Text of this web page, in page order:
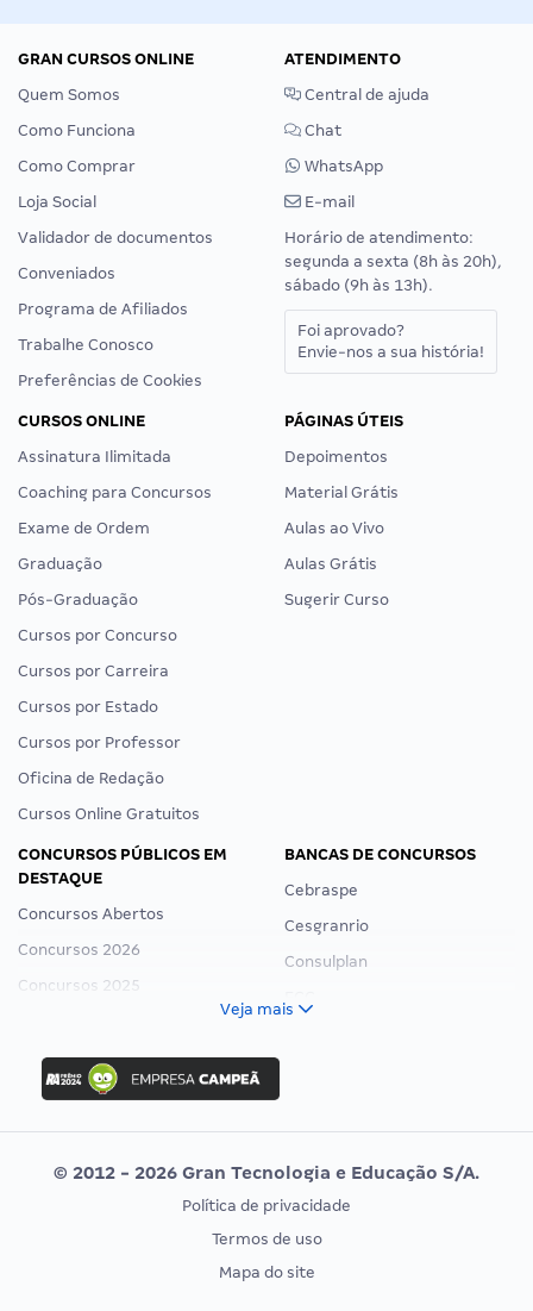
GRAN CURSOS ONLINE
Quem Somos
Como Funciona
Como Comprar
Loja Social
Validador de documentos
Conveniados
Programa de Afiliados
Trabalhe Conosco
Preferências de Cookies
ATENDIMENTO
Central de ajuda
Chat
WhatsApp
E-mail
Horário de atendimento:
segunda a sexta (8h às 20h),
sábado (9h às 13h).
Foi aprovado?
Envie-nos a sua história!
CURSOS ONLINE
Assinatura Ilimitada
Coaching para Concursos
Exame de Ordem
Graduação
Pós-Graduação
Cursos por Concurso
Cursos por Carreira
Cursos por Estado
Cursos por Professor
Oficina de Redação
Cursos Online Gratuitos
PÁGINAS ÚTEIS
Depoimentos
Material Grátis
Aulas ao Vivo
Aulas Grátis
Sugerir Curso
CONCURSOS PÚBLICOS EM
DESTAQUE
Concursos Abertos
Concursos 2026
Concursos 2025
Concurso Ibama
Concurso MPU
Editais publicados
BANCAS DE CONCURSOS
Cebraspe
Cesgranrio
Consulplan
Vunesp
CONCURSOS POR PROFISSÃO
EXAME DE ORDEM
Veja mais
© 2012 - 2026 Gran Tecnologia e Educação S/A.
Política de privacidade
Termos de uso
Mapa do site